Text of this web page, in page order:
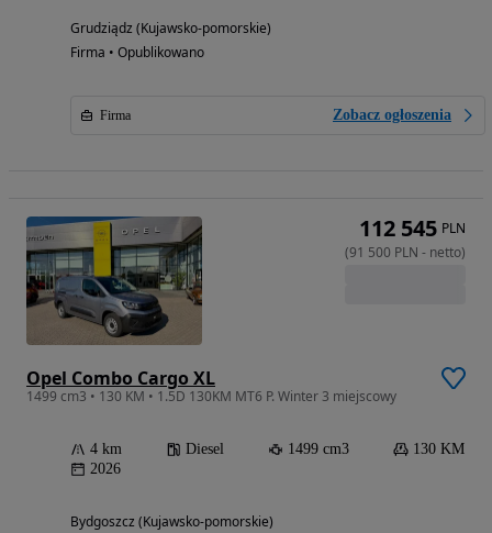
Grudziądz (Kujawsko-pomorskie)
Firma • Opublikowano
Firma Zobacz ogłoszenia
Opel Combo Cargo XL
1499 cm3 • 130 KM • 1.5D 130KM MT6 P. Winter 3 miejscowy
4 km Diesel 1499 cm3
130 KM
2026
Bydgoszcz (Kujawsko-pomorskie)
112 545 PLN
(91 500 PLN - netto)